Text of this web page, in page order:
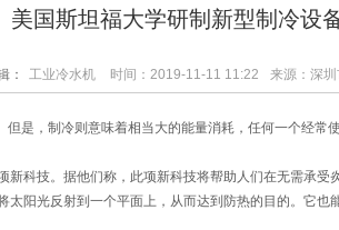
美国斯坦福大学研制新型制冷设
： 工业冷水机 时间：2019-11-11 11:22 来源：深
是，制冷则意味着相当大的能量消耗，任何一个经常
科技。据他们称，此项新科技将帮助人们在无需承
阳光反射到一个平面上，从而达到防热的目的。它